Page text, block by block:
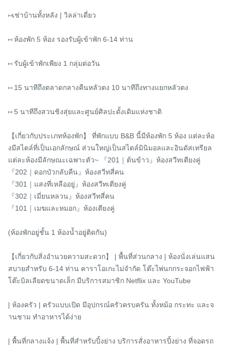
⑅เช่าบ้านทั้งหลัง | วิลล่าเดี่ยว
⑅ ห้องพัก 5 ห้อง รองรับผู้เข้าพัก 6-14 ท่าน
⑅ รับผู้เข้าพักเพียง 1 กลุ่มต่อวัน
⑅ 15 นาทีถึงตลาดกลางคืนหลัวตง 10 นาทีถึงทางแยกหลัวตง
⑅ 5 นาทีถึงสวนชิงสุ่ยและศูนย์ศิลปะดั้งเดิมแห่งชาติ
【เกี่ยวกับประเภทห้องพัก】 ที่พักแบบ B&B นี้มีห้องพัก 5 ห้อง แต่ละห้อ
งมีสไตล์ที่เป็นเอกลักษณ์ ส่วนใหญ่เป็นสไตล์มินิมอลและอินดัสเทรียล
แต่ละห้องมีลักษณะเฉพาะตัว~ 『201｜ต้นข้าว』ห้องสวีทเตียงคู่
『202｜ดอกบัวกลับคืน』ห้องสวีทสี่คน
『301｜แสงที่เหลืออยู่』ห้องสวีทเตียงคู่
『302｜เมี่ยนหลวน』ห้องสวีทสี่คน
『101｜เมฆและหมอก』ห้องเตียงคู่
(ห้องพักอยู่ชั้น 1 ห้องน้ำอยู่ติดกัน)
【เกี่ยวกับสิ่งอำนวยความสะดวก】 | พื้นที่ส่วนกลาง | ห้องนั่งเล่นแสน
สบายสำหรับ 6-14 ท่าน คาราโอเกะไม่จำกัด โต๊ะไพ่นกกระจอกไฟฟ้า
โต๊ะบิลเลียดขนาดเล็ก มีบริการสมาชิก Netflix และ YouTube
| ห้องครัว | ครัวแบบเปิด มีอุปกรณ์ครัวครบครัน ทั้งหม้อ กระทะ และจ
านชาม ทำอาหารได้ง่าย
| พื้นที่กลางแจ้ง | พื้นที่สำหรับปิ้งย่าง บริการสั่งอาหารปิ้งย่าง ที่จอดรถ